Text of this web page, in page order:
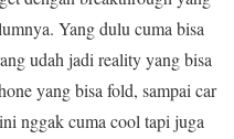
Yang dulu cuma bisa
udah jadi reality yang bisa
yang bisa fold, sampai car
nggak cuma cool tapi juga